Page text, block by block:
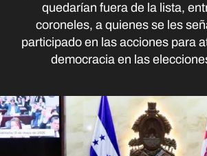
quedarían fuera de la lista,
coroneles, a quienes se les
participado en las acciones para
democracia en las